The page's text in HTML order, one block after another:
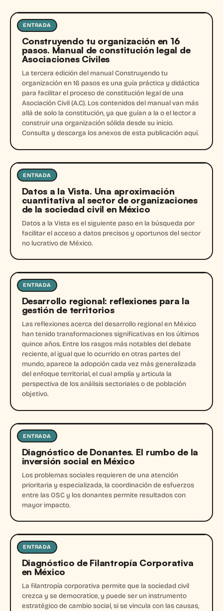
ENTRADA
Entrada
Construyendo tu organización en 16
pasos. Manual de constitución legal de
Asociaciones Civiles
La tercera edición del manual Construyendo tu
organización en 16 pasos es una guía práctica y didáctica
para facilitar el proceso de constitución legal de una
Asociación Civil (A.C). Los contenidos del manual van más
allá de solo la constitución, ya que guían a la o el lector a
construir una organización sólida desde su inicio.
Consulta y descarga los anexos de esta publicación aquí.
ENTRADA
Entrada
Datos a la Vista. Una aproximación
cuantitativa al sector de organizaciones
de la sociedad civil en México
Datos a la Vista es el siguiente paso en la búsqueda por
facilitar el acceso a datos precisos y oportunos del sector
no lucrativo de México.
ENTRADA
Entrada
Desarrollo regional: reflexiones para la
gestión de territorios
Las reflexiones acerca del desarrollo regional en México
han tenido transformaciones significativas en los últimos
quince años. Entre los rasgos más notables del debate
reciente, al igual que lo ocurrido en otras partes del
mundo, aparece la adopción cada vez más generalizada
del enfoque territorial, el cual amplía y articula la
perspectiva de los análisis sectoriales o de población
objetivo.
ENTRADA
Entrada
Diagnóstico de Donantes. El rumbo de la
inversión social en México
Los problemas sociales requieren de una atención
prioritaria y especializada, la coordinación de esfuerzos
entre las OSC y los donantes permite resultados con
mayor impacto.
ENTRADA
Entrada
Diagnóstico de Filantropía Corporativa
en México
La filantropía corporativa permite que la sociedad civil
crezca y se democratice, y puede ser un instrumento
estratégico de cambio social, si se vincula con las causas,